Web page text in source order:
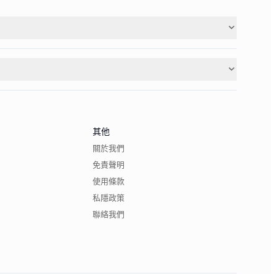
其他
關於我們
免責聲明
使用條款
私隱政策
聯絡我們